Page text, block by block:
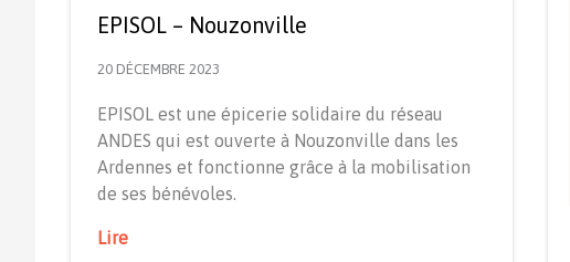
EPISOL – Nouzonville
20 DÉCEMBRE 2023
EPISOL est une épicerie solidaire du réseau
ANDES qui est ouverte à Nouzonville dans les
Ardennes et fonctionne grâce à la mobilisation
de ses bénévoles.
Lire